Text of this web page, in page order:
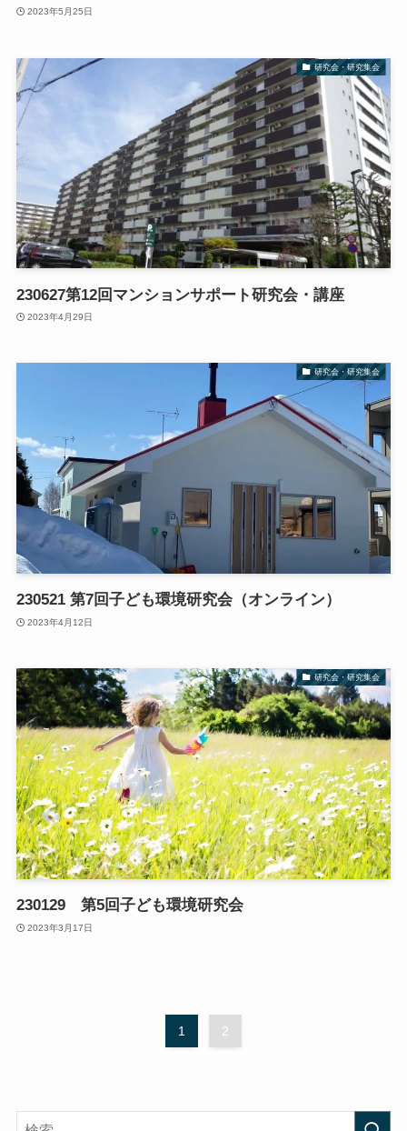
2023年5月25日
研究会・研究集会
230627第12回マンションサポート研究会・講座
2023年4月29日
研究会・研究集会
230521 第7回子ども環境研究会（オンライン）
2023年4月12日
研究会・研究集会
230129 第5回子ども環境研究会
2023年3月17日
1 2